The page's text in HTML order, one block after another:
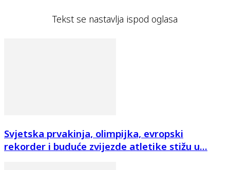
Tekst se nastavlja ispod oglasa
Svjetska prvakinja, olimpijka, evropski
rekorder i buduće zvijezde atletike stižu u...